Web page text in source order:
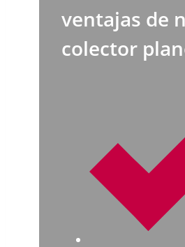
ventajas de
colector